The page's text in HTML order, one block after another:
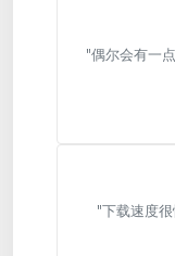
"偶尔会有一
"下载速度